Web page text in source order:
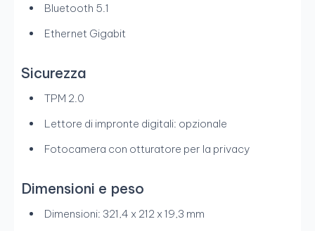
Bluetooth 5.1
Ethernet Gigabit
Sicurezza
TPM 2.0
Lettore di impronte digitali: opzionale
Fotocamera con otturatore per la privacy
Dimensioni e peso
Dimensioni: 321,4 x 212 x 19,3 mm